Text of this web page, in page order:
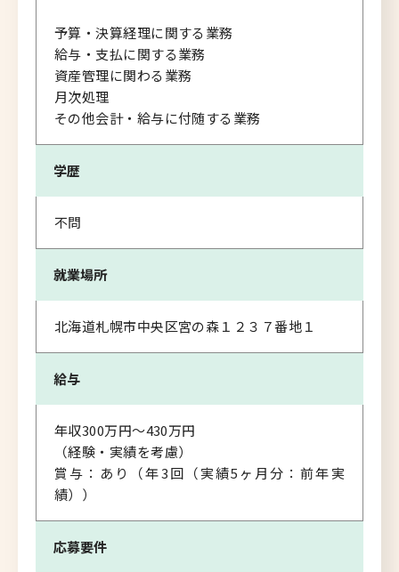
予算・決算経理に関する業務
給与・支払に関する業務
資産管理に関わる業務
月次処理
その他会計・給与に付随する業務
学歴
不問
就業場所
北海道札幌市中央区宮の森１２３７番地１
給与
年収300万円～430万円
（経験・実績を考慮）
賞与：あり（年3回（実績5ヶ月分：前年実
績））
応募要件